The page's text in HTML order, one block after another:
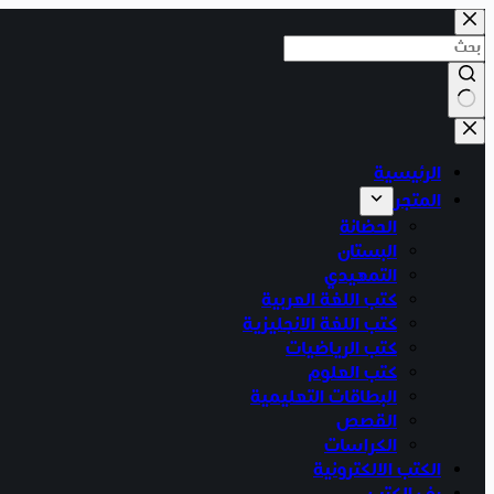
التجاوز
إلى
المحتوى
لا
نتائج الرئيسية
المتجر
الحضانة
البستان
التمهيدي
كتب اللغة العربية
كتب اللغة الانجليزية
كتب الرياضيات
كتب العلوم
البطاقات التعليمية
القصص
الكراسات
الكتب الالكترونية